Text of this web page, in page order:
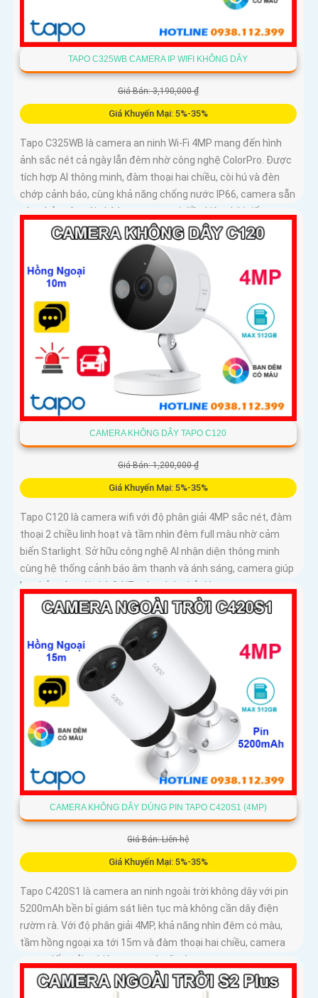
TAPO C325WB CAMERA IP WIFI KHÔNG DÂY
Giá Bán: 3,190,000 ₫
Giá Khuyến Mại: 5%-35%
Tapo C325WB là camera an ninh Wi-Fi 4MP mang đến hình
ảnh sắc nét cả ngày lẫn đêm nhờ công nghệ ColorPro. Được
tích hợp AI thông minh, đàm thoại hai chiều, còi hú và đèn
chớp cảnh báo, cùng khả năng chống nước IP66, camera sẵn
sàng bảo vệ ngôi nhà bạn trong mọi điều kiện thời tiết
CAMERA KHÔNG DÂY TAPO C120
Giá Bán: 1,200,000 ₫
Giá Khuyến Mại: 5%-35%
Tapo C120 là camera wifi với độ phân giải 4MP sắc nét, đàm
thoại 2 chiều linh hoạt và tầm nhìn đêm full màu nhờ cảm
biến Starlight. Sở hữu công nghệ AI nhận diện thông minh
cùng hệ thống cảnh báo âm thanh và ánh sáng, camera giúp
bạn bảo vệ ngôi nhà 24/7 một cách chủ động
CAMERA KHÔNG DÂY DÙNG PIN TAPO C420S1 (4MP)
Giá Bán: Liên hệ
Giá Khuyến Mại: 5%-35%
Tapo C420S1 là camera an ninh ngoài trời không dây với pin
5200mAh bền bỉ giám sát liên tục mà không cần dây điện
rườm rà. Với độ phân giải 4MP, khả năng nhìn đêm có màu,
tầm hồng ngoại xa tới 15m và đàm thoại hai chiều, camera
mang đến trải nghiệm quan sát rõ nét